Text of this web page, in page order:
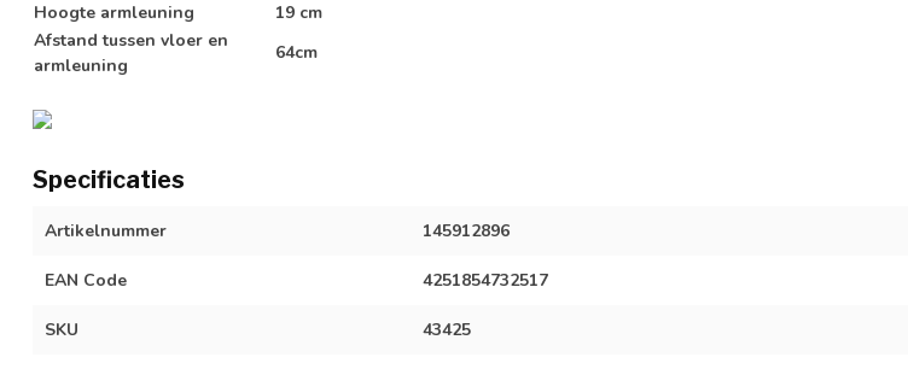
Hoogte armleuning
19 cm
Afstand tussen vloer en
armleuning
64cm
Specificaties
Artikelnummer 145912896
EAN Code 4251854732517
SKU 43425